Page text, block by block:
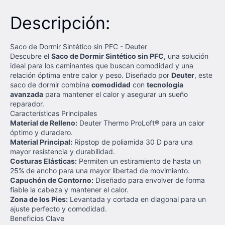
Descripción:
Saco de Dormir Sintético sin PFC - Deuter
Descubre el Saco de Dormir Sintético sin PFC, una solución
ideal para los caminantes que buscan comodidad y una
relación óptima entre calor y peso. Diseñado por Deuter, este
saco de dormir combina comodidad con tecnología
avanzada para mantener el calor y asegurar un sueño
reparador.
Características Principales
Material de Relleno: Deuter Thermo ProLoft® para un calor
óptimo y duradero.
Material Principal: Ripstop de poliamida 30 D para una
mayor resistencia y durabilidad.
Costuras Elásticas: Permiten un estiramiento de hasta un
25% de ancho para una mayor libertad de movimiento.
Capuchón de Contorno: Diseñado para envolver de forma
fiable la cabeza y mantener el calor.
Zona de los Pies: Levantada y cortada en diagonal para un
ajuste perfecto y comodidad.
Beneficios Clave